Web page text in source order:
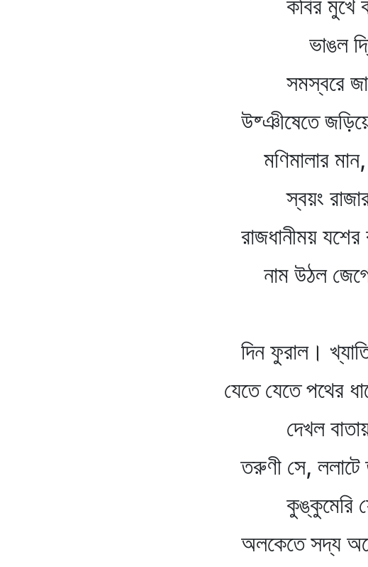
কবির মুখে
ভাঙল দ্বিধার
সমস্বরে জাগল
উষ্ঞীষেতে জড়িয়ে
মণিমালার মান,
স্বয়ং রাজার
রাজধানীময় যশের
নাম উঠল
দিন ফুরাল।
যেতে যেতে পথের
দেখল
তরুণী সে, ললাটে
কুঙ্কুমেরি
অলকেতে সদ্য অশোক